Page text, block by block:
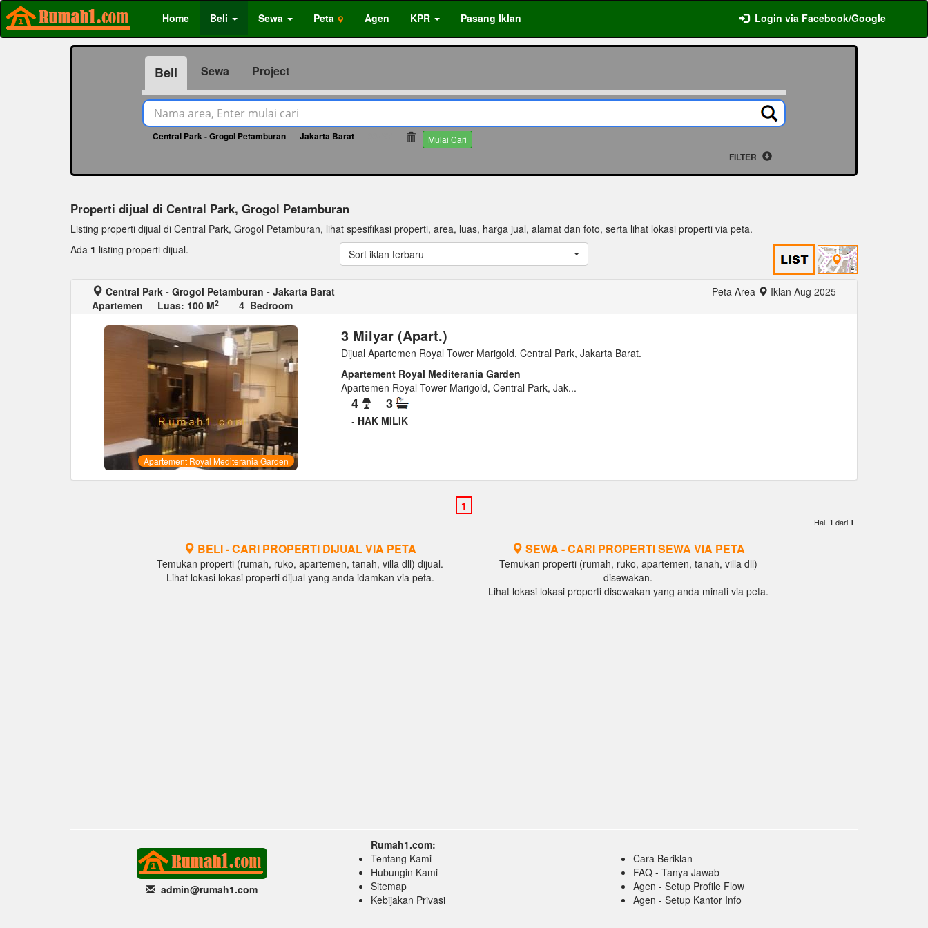
Home Beli Sewa Peta Agen KPR Pasang Iklan Login via Facebook/Google
Beli Sewa Project
Central Park - Grogol Petamburan Jakarta Barat Mulai Cari
FILTER
Properti dijual di Central Park, Grogol Petamburan
Listing properti dijual di Central Park, Grogol Petamburan, lihat spesifikasi properti, area, luas, harga jual, alamat dan foto, serta lihat lokasi properti via peta.
Ada 1 listing properti dijual. Sort iklan terbaru
Central Park - Grogol Petamburan - Jakarta Barat
Apartemen - Luas: 100 M2 - 4 Bedroom
Peta Area Iklan Aug 2025
Apartement Royal Mediterania Garden
3 Milyar (Apart.)
Dijual Apartemen Royal Tower Marigold, Central Park, Jakarta Barat.
Apartement Royal Mediterania Garden
Apartemen Royal Tower Marigold, Central Park, Jak...
4 3
- HAK MILIK
Hal. 1 dari 1
BELI - CARI PROPERTI DIJUAL VIA PETA
Temukan properti (rumah, ruko, apartemen, tanah, villa dll) dijual.
Lihat lokasi lokasi properti dijual yang anda idamkan via peta.
SEWA - CARI PROPERTI SEWA VIA PETA
Temukan properti (rumah, ruko, apartemen, tanah, villa dll)
disewakan.
Lihat lokasi lokasi properti disewakan yang anda minati via peta.
admin@rumah1.com
Rumah1.com:
Tentang Kami
Hubungin Kami
Sitemap
Kebijakan Privasi
Cara Beriklan
FAQ - Tanya Jawab
Agen - Setup Profile Flow
Agen - Setup Kantor Info